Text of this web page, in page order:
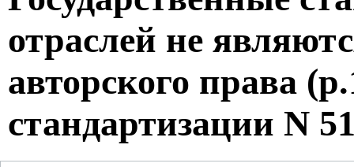
отраслей не
авторского права
стандартизации N